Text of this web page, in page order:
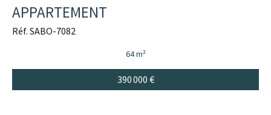
APPARTEMENT
Réf. SABO-7082
64 m²
390 000 €